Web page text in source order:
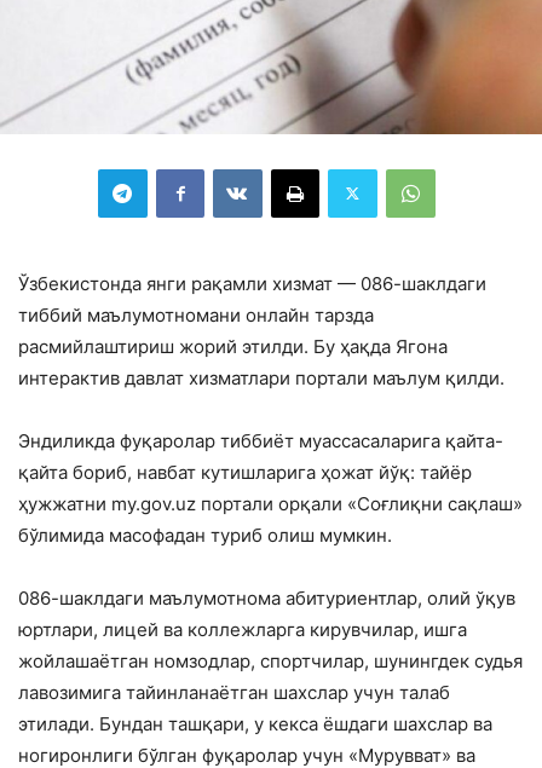
Ўзбекистонда янги рақамли хизмат — 086-шаклдаги
тиббий маълумотномани онлайн тарзда
расмийлаштириш жорий этилди. Бу ҳақда Ягона
интерактив давлат хизматлари портали маълум қилди.
Эндиликда фуқаролар тиббиёт муассасаларига қайта-
қайта бориб, навбат кутишларига ҳожат йўқ: тайёр
ҳужжатни my.gov.uz портали орқали «Соғлиқни сақлаш»
бўлимида масофадан туриб олиш мумкин.
086-шаклдаги маълумотнома абитуриентлар, олий ўқув
юртлари, лицей ва коллежларга кирувчилар, ишга
жойлашаётган номзодлар, спортчилар, шунингдек судья
лавозимига тайинланаётган шахслар учун талаб
этилади. Бундан ташқари, у кекса ёшдаги шахслар ва
ногиронлиги бўлган фуқаролар учун «Мурувват» ва